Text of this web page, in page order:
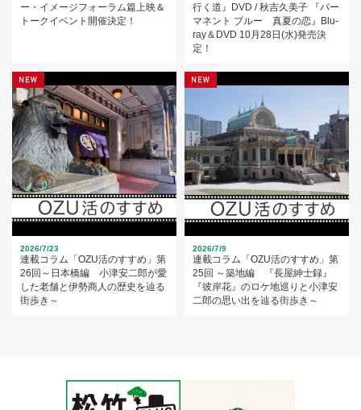
ー・イメージフォーラム篇上映＆
トークイベント開催決定！
行く道』DVD / 秋吉久美子 『パー
マネント ブルー 真夏の恋』Blu-
ray＆DVD 10月28日(水)発売決
定！
2026/7/23
連載コラム「OZU活のすすめ」第
26回～日本橋編 小津安二郎が愛
した老舗と伊勢商人の歴史を辿る
街歩き～
2026/7/9
連載コラム「OZU活のすすめ」第
25回 ～築地編 『長屋紳士録』
『彼岸花』のロケ地巡りと小津安
二郎の思い出を辿る街歩き～